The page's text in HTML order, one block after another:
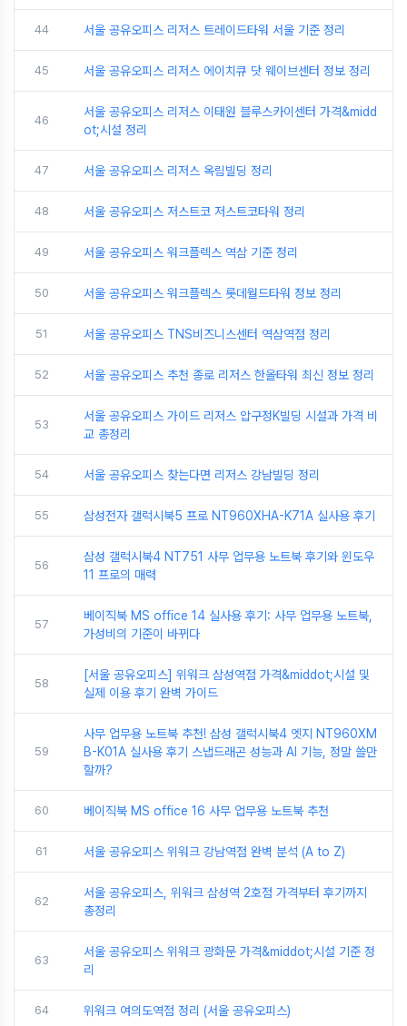
44 서울 공유오피스 리저스 트레이드타워 서울 기준 정리
45 서울 공유오피스 리저스 에이치큐 닷 웨이브센터 정보 정리
46
서울 공유오피스 리저스 이태원 블루스카이센터 가격&midd
ot;시설 정리
47 서울 공유오피스 리저스 옥림빌딩 정리
48 서울 공유오피스 저스트코 저스트코타워 정리
49 서울 공유오피스 워크플렉스 역삼 기준 정리
50 서울 공유오피스 워크플렉스 롯데월드타워 정보 정리
51 서울 공유오피스 TNS비즈니스센터 역삼역점 정리
52 서울 공유오피스 추천 종로 리저스 한올타워 최신 정보 정리
53
서울 공유오피스 가이드 리저스 압구정K빌딩 시설과 가격 비
교 총정리
54 서울 공유오피스 찾는다면 리저스 강남빌딩 정리
55 삼성전자 갤럭시북5 프로 NT960XHA-K71A 실사용 후기
56
삼성 갤럭시북4 NT751 사무 업무용 노트북 후기와 윈도우
11 프로의 매력
57
베이직북 MS office 14 실사용 후기: 사무 업무용 노트북,
가성비의 기준이 바뀌다
58
[서울 공유오피스] 위워크 삼성역점 가격&middot;시설 및
실제 이용 후기 완벽 가이드
59
사무 업무용 노트북 추천! 삼성 갤럭시북4 엣지 NT960XM
B-K01A 실사용 후기 스냅드래곤 성능과 AI 기능, 정말 쓸만
할까?
60 베이직북 MS office 16 사무 업무용 노트북 추천
61 서울 공유오피스 위워크 강남역점 완벽 분석 (A to Z)
62
서울 공유오피스, 위워크 삼성역 2호점 가격부터 후기까지
총정리
63
서울 공유오피스 위워크 광화문 가격&middot;시설 기준 정
리
64 위워크 여의도역점 정리 (서울 공유오피스)